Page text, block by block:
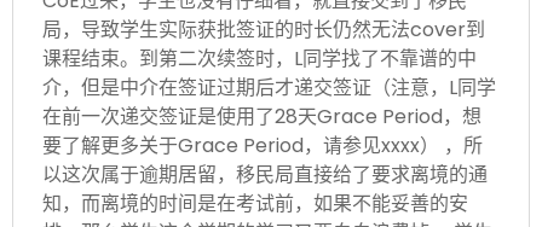
局，导致学生实际获批签证的时长仍然无法cover到
课程结束。到第二次续签时，L同学找了不靠谱的中
介，但是中介在签证过期后才递交签证（注意，L同学
在前一次递交签证是使用了28天Grace Period，想
要了解更多关于Grace Period，请参见xxxx） ，所
以这次属于逾期居留，移民局直接给了要求离境的通
知，而离境的时间是在考试前，如果不能妥善的安